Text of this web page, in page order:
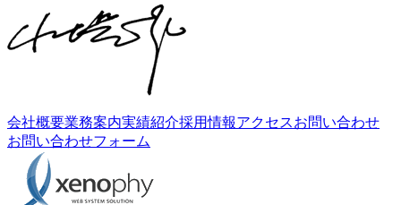
会社概要業務案内実績紹介採用情報アクセスお問い合わせ
お問い合わせフォーム